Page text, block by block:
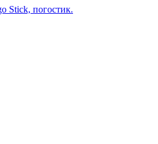
Stick, погостик.